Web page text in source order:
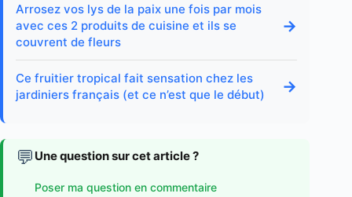
Arrosez vos lys de la paix une fois par mois
avec ces 2 produits de cuisine et ils se
couvrent de fleurs
→
Ce fruitier tropical fait sensation chez les
jardiniers français (et ce n’est que le début)
→
💬 Une question sur cet article ?
Poser ma question en commentaire